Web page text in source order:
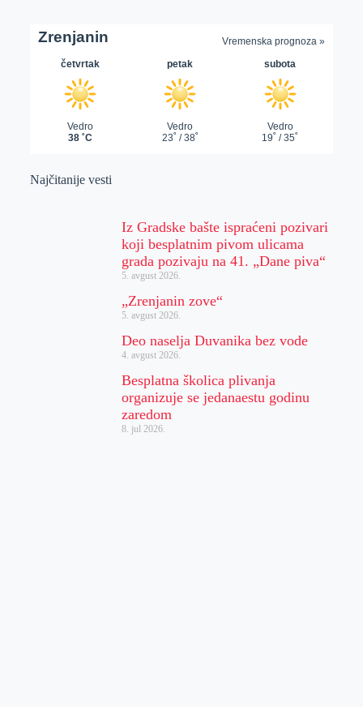
Najčitanije vesti
Iz Gradske bašte ispraćeni pozivari
koji besplatnim pivom ulicama
grada pozivaju na 41. „Dane piva“
5. avgust 2026.
„Zrenjanin zove“
5. avgust 2026.
Deo naselja Duvanika bez vode
4. avgust 2026.
Besplatna školica plivanja
organizuje se jedanaestu godinu
zaredom
8. jul 2026.